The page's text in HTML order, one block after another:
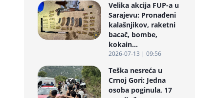
Velika akcija FUP-a u
Sarajevu: Pronađeni
kalašnjikov, raketni
bacač, bombe,
kokain...
2026-07-13 | 09:56
Teška nesreća u
Crnoj Gori: Jedna
osoba poginula, 17